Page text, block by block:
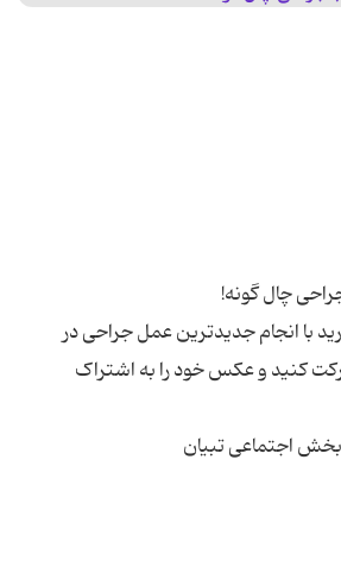
با انجام جدیدترین عمل جراحی در
کنید و عکس خود را به اشتراک